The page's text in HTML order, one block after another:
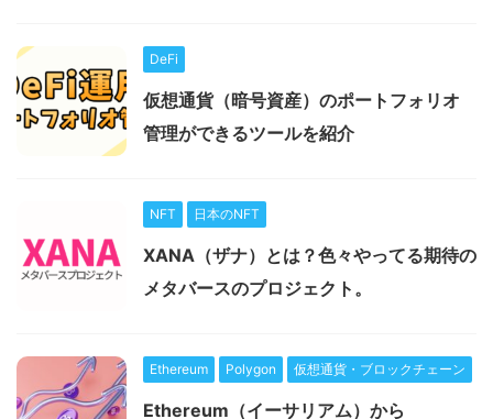
DeFi
仮想通貨（暗号資産）のポートフォリオ
管理ができるツールを紹介
NFT 日本のNFT
XANA（ザナ）とは？色々やってる期待の
メタバースのプロジェクト。
Ethereum Polygon 仮想通貨・ブロックチェーン
Ethereum（イーサリアム）から